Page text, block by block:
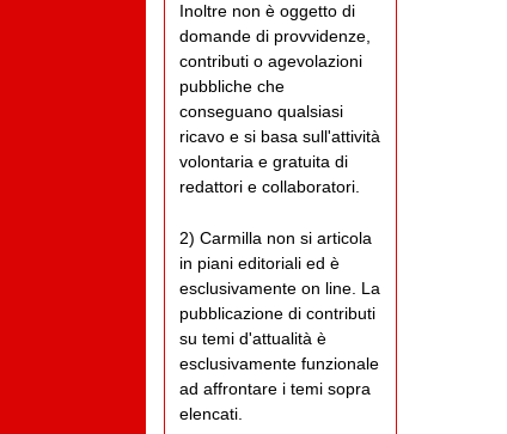
Inoltre non è oggetto di
domande di provvidenze,
contributi o agevolazioni
pubbliche che
conseguano qualsiasi
ricavo e si basa sull'attività
volontaria e gratuita di
redattori e collaboratori.
2) Carmilla non si articola
in piani editoriali ed è
esclusivamente on line. La
pubblicazione di contributi
su temi d'attualità è
esclusivamente funzionale
ad affrontare i temi sopra
elencati.